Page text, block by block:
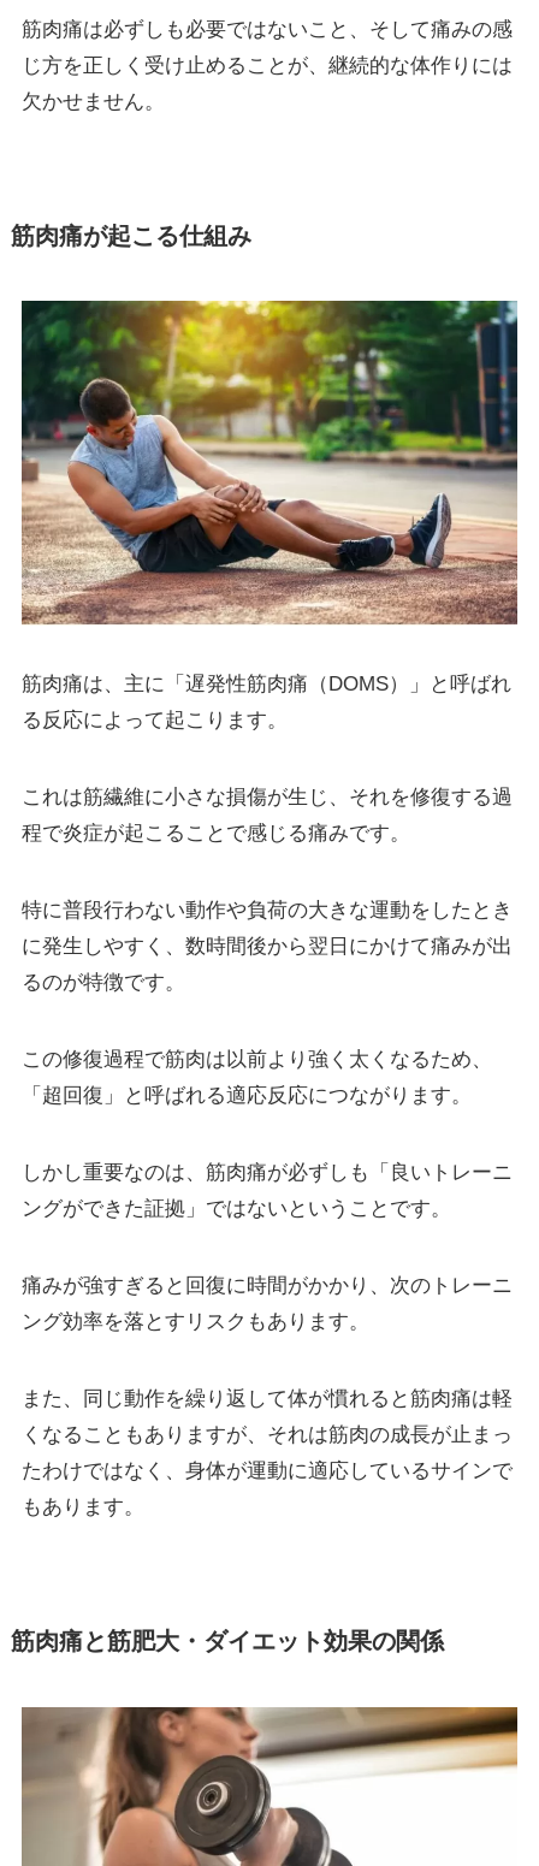
筋肉痛は必ずしも必要ではないこと、そして痛みの感
じ方を正しく受け止めることが、継続的な体作りには
欠かせません。
筋肉痛が起こる仕組み
筋肉痛は、主に「遅発性筋肉痛（DOMS）」と呼ばれ
る反応によって起こります。
これは筋繊維に小さな損傷が生じ、それを修復する過
程で炎症が起こることで感じる痛みです。
特に普段行わない動作や負荷の大きな運動をしたとき
に発生しやすく、数時間後から翌日にかけて痛みが出
るのが特徴です。
この修復過程で筋肉は以前より強く太くなるため、
「超回復」と呼ばれる適応反応につながります。
しかし重要なのは、筋肉痛が必ずしも「良いトレーニ
ングができた証拠」ではないということです。
痛みが強すぎると回復に時間がかかり、次のトレーニ
ング効率を落とすリスクもあります。
また、同じ動作を繰り返して体が慣れると筋肉痛は軽
くなることもありますが、それは筋肉の成長が止まっ
たわけではなく、身体が運動に適応しているサインで
もあります。
筋肉痛と筋肥大・ダイエット効果の関係